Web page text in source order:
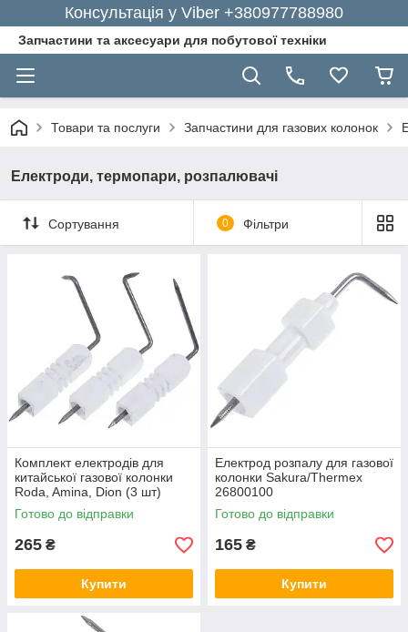
Консультація у Viber +380977788980
Запчастини та аксесуари для побутової техніки
Товари та послуги Запчастини для газових колонок
Електроди, термопари, розпалювачі
Сортування 0 Фільтри
Комплект електродів для
китайської газової колонки
Roda, Amina, Dion (3 шт)
Готово до відправки
265 ₴
Купити
Електрод розпалу для газової
колонки Sakura/Thermex
26800100
Готово до відправки
165 ₴
Купити